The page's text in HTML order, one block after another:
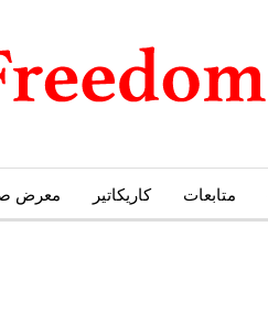
متابعات كاريكاتير معرض